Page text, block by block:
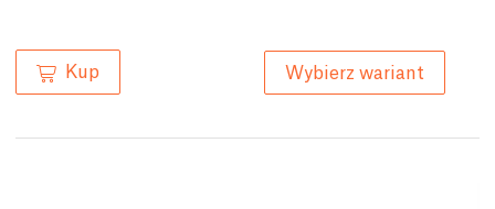
Kup Wybierz wariant